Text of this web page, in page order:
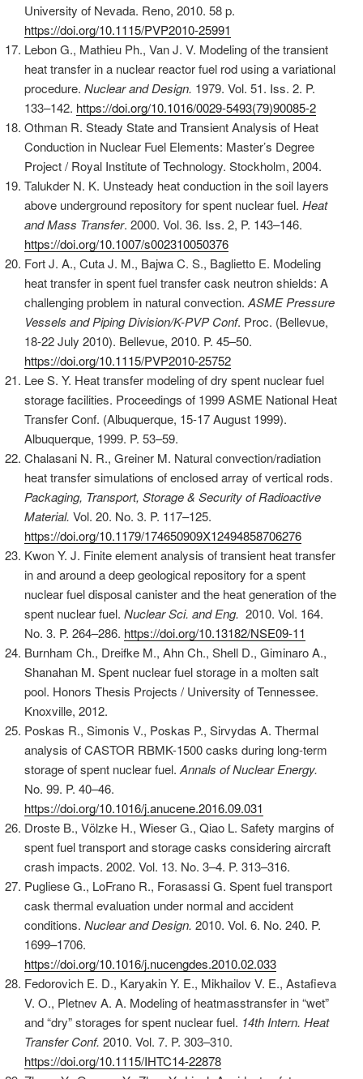
University of Nevada. Reno, 2010. 58 p.
https://doi.org/10.1115/PVP2010-25991
Lebon G., Mathieu Ph., Van J. V. Modeling of the transient
heat transfer in a nuclear reactor fuel rod using a variational
procedure. Nuclear and Design. 1979. Vol. 51. Iss. 2. P.
133–142. https://doi.org/10.1016/0029-5493(79)90085-2
Othman R. Steady State and Transient Analysis of Heat
Conduction in Nuclear Fuel Elements: Master’s Degree
Project / Royal Institute of Technology. Stockholm, 2004.
Talukder N. K. Unsteady heat conduction in the soil layers
above underground repository for spent nuclear fuel. Heat
and Mass Transfer. 2000. Vol. 36. Iss. 2, P. 143–146.
https://doi.org/10.1007/s002310050376
Fort J. A., Cuta J. M., Bajwa C. S., Baglietto E. Modeling
heat transfer in spent fuel transfer cask neutron shields: A
challenging problem in natural convection. ASME Pressure
Vessels and Piping Division/K-PVP Conf. Proc. (Bellevue,
18-22 July 2010). Bellevue, 2010. P. 45–50.
https://doi.org/10.1115/PVP2010-25752
Lee S. Y. Heat transfer modeling of dry spent nuclear fuel
storage facilities. Proceedings of 1999 ASME National Heat
Transfer Conf. (Albuquerque, 15-17 August 1999).
Albuquerque, 1999. P. 53–59.
Chalasani N. R., Greiner M. Natural convection/radiation
heat transfer simulations of enclosed array of vertical rods.
Packaging, Transport, Storage & Security of Radioactive
Material. Vol. 20. No. 3. P. 117–125.
https://doi.org/10.1179/174650909X12494858706276
Kwon Y. J. Finite element analysis of transient heat transfer
in and around a deep geological repository for a spent
nuclear fuel disposal canister and the heat generation of the
spent nuclear fuel. Nuclear Sci. and Eng. 2010. Vol. 164.
No. 3. P. 264–286. https://doi.org/10.13182/NSE09-11
Burnham Ch., Dreifke M., Ahn Ch., Shell D., Giminaro A.,
Shanahan M. Spent nuclear fuel storage in a molten salt
pool. Honors Thesis Projects / University of Tennessee.
Knoxville, 2012.
Poskas R., Simonis V., Poskas P., Sirvydas A. Thermal
analysis of CASTOR RBMK-1500 casks during long-term
storage of spent nuclear fuel. Annals of Nuclear Energy.
No. 99. P. 40–46.
https://doi.org/10.1016/j.anucene.2016.09.031
Droste B., Völzke H., Wieser G., Qiao L. Safety margins of
spent fuel transport and storage casks considering aircraft
crash impacts. 2002. Vol. 13. No. 3–4. P. 313–316.
Pugliese G., LoFrano R., Forasassi G. Spent fuel transport
cask thermal evaluation under normal and accident
conditions. Nuclear and Design. 2010. Vol. 6. No. 240. P.
1699–1706.
https://doi.org/10.1016/j.nucengdes.2010.02.033
Fedorovich E. D., Karyakin Y. E., Mikhailov V. E., Astafieva
V. O., Pletnev A. A. Modeling of heatmasstransfer in “wet”
and “dry” storages for spent nuclear fuel. 14th Intern. Heat
Transfer Conf. 2010. Vol. 7. P. 303–310.
https://doi.org/10.1115/IHTC14-22878